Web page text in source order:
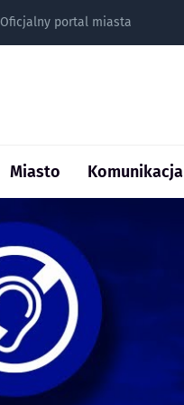
Oficjalny portal miasta
Miasto Komunikacja